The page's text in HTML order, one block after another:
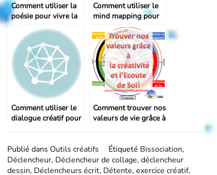
Comment utiliser la
poésie pour vivre la
magie de la vie ?
Comment utiliser le
mind mapping pour
mettre de l’ordre
dans ces idées ?
Comment utiliser le
dialogue créatif pour
Comment trouver nos
valeurs de vie grâce à
Publié dans Outils créatifs Étiqueté Bissociation,
Déclencheur, Déclencheur de collage, déclencheur
dessin, Déclencheurs écrit, Détente, exercice créatif,